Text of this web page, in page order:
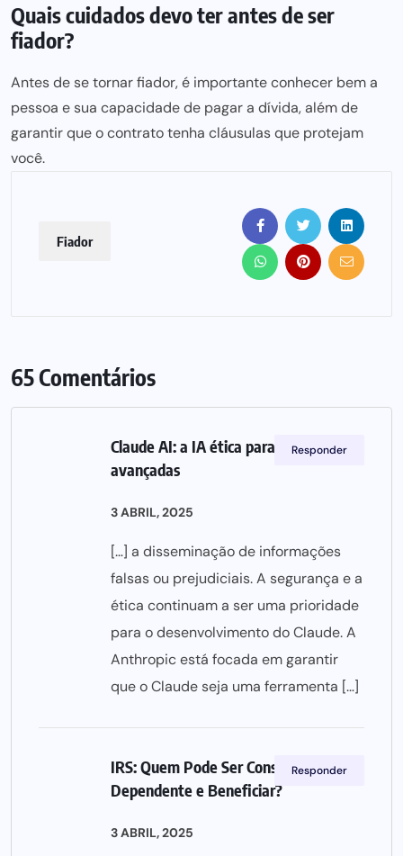
Quais cuidados devo ter antes de ser
fiador?
Antes de se tornar fiador, é importante conhecer bem a
pessoa e sua capacidade de pagar a dívida, além de
garantir que o contrato tenha cláusulas que protejam
você.
Fiador
65 Comentários
Claude AI: a IA ética para conversas
avançadas
3 ABRIL, 2025
[…] a disseminação de informações
falsas ou prejudiciais. A segurança e a
ética continuam a ser uma prioridade
para o desenvolvimento do Claude. A
Anthropic está focada em garantir
que o Claude seja uma ferramenta […]
Responder
IRS: Quem Pode Ser Considerado
Dependente e Beneficiar?
3 ABRIL, 2025
Responder